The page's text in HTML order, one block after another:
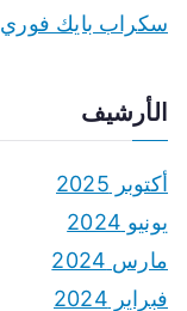
سكراب بايك فوري
الأرشيف
أكتوبر 2025
يونيو 2024
مارس 2024
فبراير 2024